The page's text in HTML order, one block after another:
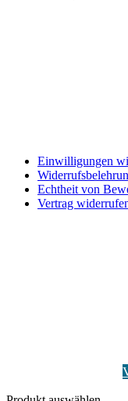
Einwilligungen
Echtheit von
Vertrag